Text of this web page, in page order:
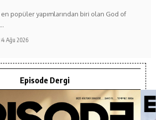
en popüler yapımlarından biri olan God of
4 Ağu 2026
Episode Dergi